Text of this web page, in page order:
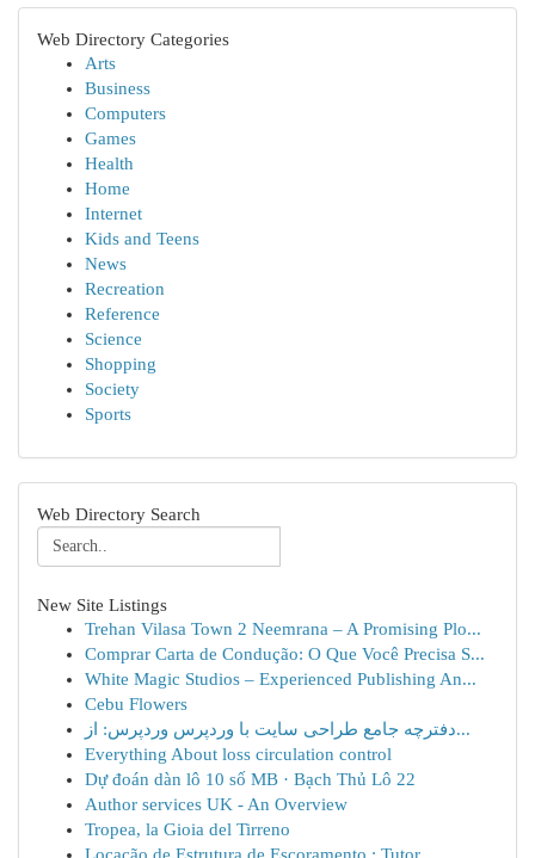
Web Directory Categories
Arts
Business
Computers
Games
Health
Home
Internet
Kids and Teens
News
Recreation
Reference
Science
Shopping
Society
Sports
Web Directory Search
New Site Listings
Trehan Vilasa Town 2 Neemrana – A Promising Plo...
Comprar Carta de Condução: O Que Você Precisa S...
White Magic Studios – Experienced Publishing An...
Cebu Flowers
دفترچه جامع طراحی سایت با وردپرس وردپرس: از...
Everything About loss circulation control
Dự đoán dàn lô 10 số MB · Bạch Thủ Lô 22
Author services UK - An Overview
Tropea, la Gioia del Tirreno